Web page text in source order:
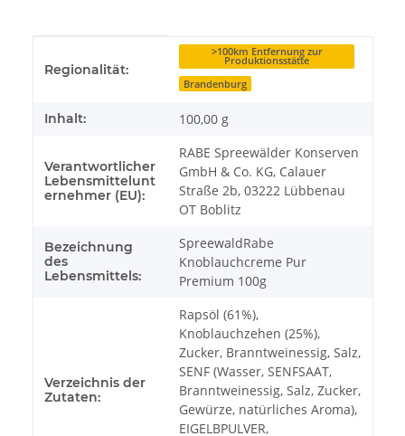
Regionalität:
>100km Entfernung zur
Produktionsstätte
Brandenburg
Inhalt: 100,00 g
Verantwortlicher
Lebensmittelunt
ernehmer (EU):
RABE Spreewälder Konserven
GmbH & Co. KG, Calauer
Straße 2b, 03222 Lübbenau
OT Boblitz
Bezeichnung
des
Lebensmittels:
SpreewaldRabe
Knoblauchcreme Pur
Premium 100g
Verzeichnis der
Zutaten:
Rapsöl (61%),
Knoblauchzehen (25%),
Zucker, Branntweinessig, Salz,
SENF (Wasser, SENFSAAT,
Branntweinessig, Salz, Zucker,
Gewürze, natürliches Aroma),
EIGELBPULVER,